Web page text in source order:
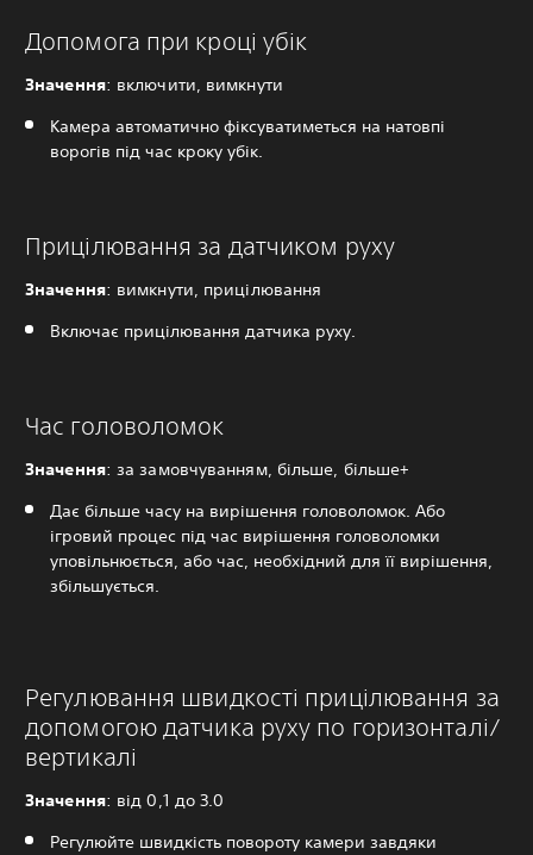
Допомога при кроці убік
Значення: включити, вимкнути
Камера автоматично фіксуватиметься на натовпі
ворогів під час кроку убік.
Прицілювання за датчиком руху
Значення: вимкнути, прицілювання
Включає прицілювання датчика руху.
Час головоломок
Значення: за замовчуванням, більше, більше+
Дає більше часу на вирішення головоломок. Або
ігровий процес під час вирішення головоломки
уповільнюється, або час, необхідний для її вирішення,
збільшується.
Регулювання швидкості прицілювання за
допомогою датчика руху по горизонталі/
вертикалі
Значення: від 0,1 до 3.0
Регулюйте швидкість повороту камери завдяки